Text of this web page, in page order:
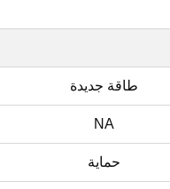
طاقة جديدة
NA
حماية